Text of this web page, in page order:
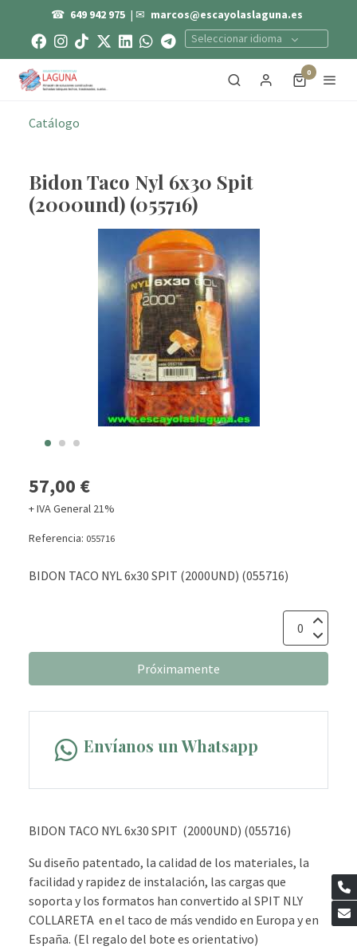
☎ 649 942 975 | ✉ marcos@escayolaslaguna.es
Seleccionar idioma
0
Catálogo
Bidon Taco Nyl 6x30 Spit
(2000und) (055716)
57,00 €
+ IVA General 21%
Referencia: 055716
BIDON TACO NYL 6x30 SPIT (2000UND) (055716)
Próximamente
Envíanos un Whatsapp
BIDON TACO NYL 6x30 SPIT (2000UND) (055716)
Su diseño patentado, la calidad de los materiales, la
facilidad y rapidez de instalación, las cargas que
soporta y los formatos han convertido al SPIT NLY
COLLARETA en el taco de más vendido en Europa y en
España. (El regalo del bote es orientativo)